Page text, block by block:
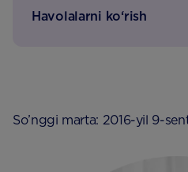
Havolalarni ko‘rish
So’nggi marta: 2016-yil 9-